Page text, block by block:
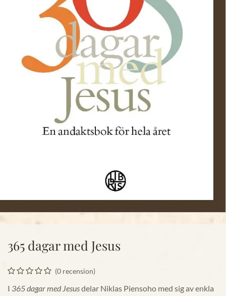
365 dagar med Jesus
(0 recension)
I 365 dagar med Jesusdelar Niklas Piensoho med sig av enkla